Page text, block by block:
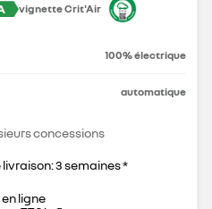
vignette Crit'Air
100% électrique
automatique
concessions
3 semaines *
ligne